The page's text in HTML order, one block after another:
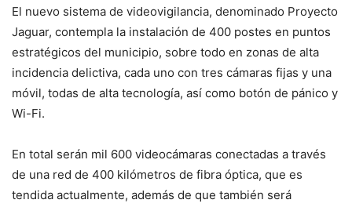
El nuevo sistema de videovigilancia, denominado Proyecto
Jaguar, contempla la instalación de 400 postes en puntos
estratégicos del municipio, sobre todo en zonas de alta
incidencia delictiva, cada uno con tres cámaras fijas y una
móvil, todas de alta tecnología, así como botón de pánico y
Wi-Fi.
En total serán mil 600 videocámaras conectadas a través
de una red de 400 kilómetros de fibra óptica, que es
tendida actualmente, además de que también será